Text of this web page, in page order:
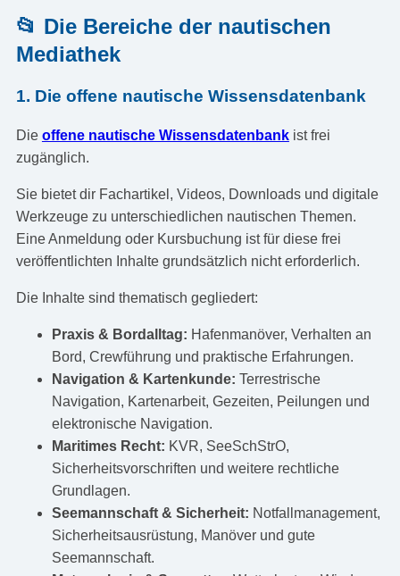
📂 Die Bereiche der nautischen
Mediathek
1. Die offene nautische Wissensdatenbank
Die offene nautische Wissensdatenbankist frei
zugänglich.
Sie bietet dir Fachartikel, Videos, Downloads und digitale
Werkzeuge zu unterschiedlichen nautischen Themen.
Eine Anmeldung oder Kursbuchung ist für diese frei
veröffentlichten Inhalte grundsätzlich nicht erforderlich.
Die Inhalte sind thematisch gegliedert:
Praxis & Bordalltag: Hafenmanöver, Verhalten an
Bord, Crewführung und praktische Erfahrungen.
Navigation & Kartenkunde: Terrestrische
Navigation, Kartenarbeit, Gezeiten, Peilungen und
elektronische Navigation.
Maritimes Recht: KVR, SeeSchStrO,
Sicherheitsvorschriften und weitere rechtliche
Grundlagen.
Seemannschaft & Sicherheit: Notfallmanagement,
Sicherheitsausrüstung, Manöver und gute
Seemannschaft.